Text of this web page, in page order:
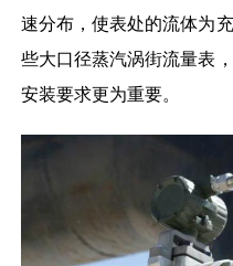
速分布，使表处的流体为
些大口径蒸汽涡街流量表
安装要求更为重要。